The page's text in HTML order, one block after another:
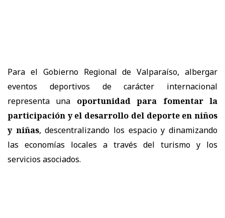
Para el Gobierno Regional de Valparaíso, albergar
eventos deportivos de carácter internacional
representa una
oportunidad para fomentar la
participación y el desarrollo del deporte en niños
y niñas, descentralizando los espacio y dinamizando
las economías locales a través del turismo y los
servicios asociados.